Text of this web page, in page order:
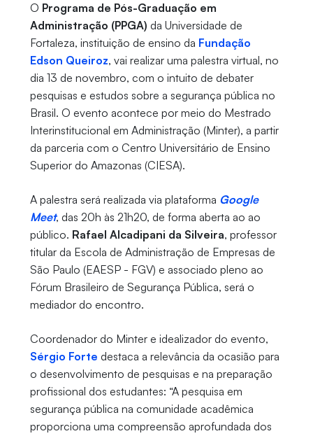
O Programa de Pós-Graduação em
Administração (PPGA) da Universidade de
Fortaleza, instituição de ensino da Fundação
Edson Queiroz, vai realizar uma palestra virtual, no
dia 13 de novembro, com o intuito de debater
pesquisas e estudos sobre a segurança pública no
Brasil. O evento acontece por meio do Mestrado
Interinstitucional em Administração (Minter), a partir
da parceria com o Centro Universitário de Ensino
Superior do Amazonas (CIESA).
A palestra será realizada via plataforma Google
Meet, das 20h às 21h20, de forma aberta ao ao
público. Rafael Alcadipani da Silveira, professor
titular da Escola de Administração de Empresas de
São Paulo (EAESP - FGV) e associado pleno ao
Fórum Brasileiro de Segurança Pública, será o
mediador do encontro.
Coordenador do Minter e idealizador do evento,
Sérgio Forte destaca a relevância da ocasião para
o desenvolvimento de pesquisas e na preparação
profissional dos estudantes: “A pesquisa em
segurança pública na comunidade acadêmica
proporciona uma compreensão aprofundada dos